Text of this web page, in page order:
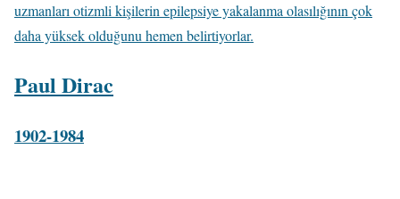
uzmanları otizmli kişilerin epilepsiye yakalanma olasılığının çok
daha yüksek olduğunu hemen belirtiyorlar.
Paul Dirac
1902-1984